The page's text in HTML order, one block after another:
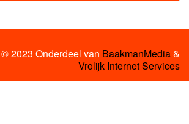
2023 Onderdeel van BaakmanMedia&
Vrolijk Internet Services